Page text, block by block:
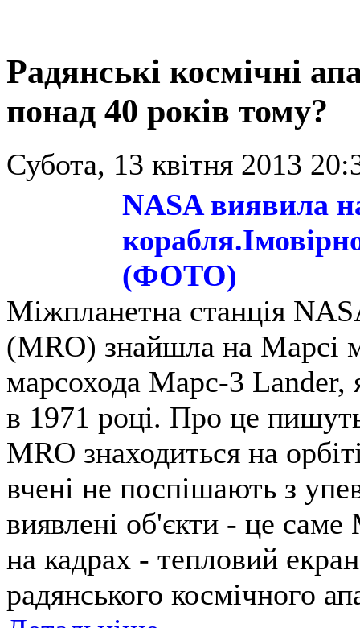
Радянські космічні
понад 40 років тому?
Субота, 13 квітня 2013
NASA виявила
(ФОТО)
Міжпланетна станція
(MRO) знайшла на Марсі
марсохода Марс-3 Lander,
в 1971 році. Про це
MRO знаходиться на
вчені не поспішають з
виявлені об'єкти - це
на кадрах - тепловий
радянського космічного